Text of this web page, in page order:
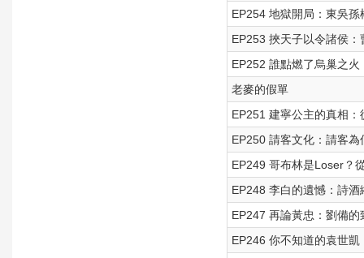
EP254 地獄開局：東吳
EP253 挾天子以令諸侯
EP252 誰點燃了烏巢之火
老麥的假單
EP251 建寧公主的真相
EP250 請客文化：請客為
EP249 哥布林是Loser？
EP248 李白的遺憾：詩
EP247 再論黃忠：劉備的
EP246 你不知道的袁世